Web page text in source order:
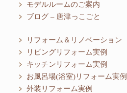
モデルルームのご案内
ブログ – 唐津っこごと
リフォーム＆リノベーション
リビングリフォーム実例
キッチンリフォーム実例
お風呂場(浴室)リフォーム実例
外装リフォーム実例